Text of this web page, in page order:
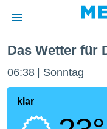
wurde
Das Wetter für
06:38 Sonntag
klar